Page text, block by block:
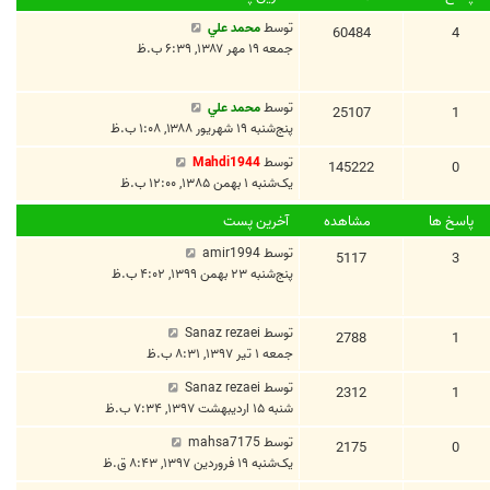
4
60484 توسطمحمد علي
جمعه ۱۹ مهر ۱۳۸۷, ۶:۳۹ ب.ظ
1
25107 توسطمحمد علي
پنج‌شنبه ۱۹ شهریور ۱۳۸۸, ۱:۰۸ ب.ظ
0
145222 توسطMahdi1944
یک‌شنبه ۱ بهمن ۱۳۸۵, ۱۲:۰۰ ب.ظ
پاسخ ها مشاهده
آخرین پست
3
5117 توسطamir1994
پنج‌شنبه ۲۳ بهمن ۱۳۹۹, ۴:۰۲ ب.ظ
1
2788 توسط Sanaz rezaei
جمعه ۱ تیر ۱۳۹۷, ۸:۳۱ ب.ظ
1
2312 توسط Sanaz rezaei
شنبه ۱۵ اردیبهشت ۱۳۹۷, ۷:۳۴ ب.ظ
0
2175 توسطmahsa7175
یک‌شنبه ۱۹ فروردین ۱۳۹۷, ۸:۴۳ ق.ظ